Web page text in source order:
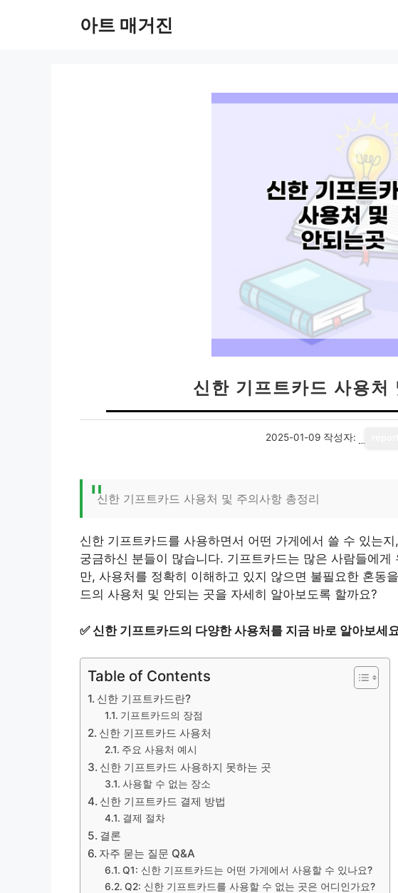
아트 매거진
신한 기프트카드 사용처
2025-01-09 작성자:
신한 기프트카드 사용처 및 주의사항 총정리
신한 기프트카드를 사용하면서 어떤 가게에서 쓸 수 있는
궁금하신 분들이 많습니다. 기프트카드는 많은 사람들에
만, 사용처를 정확히 이해하고 있지 않으면 불필요한 혼동
드의 사용처 및 안되는 곳을 자세히 알아보도록 할까요?
✅신한 기프트카드의 다양한 사용처를 지금 바로 알아보세
Table of Contents
신한 기프트카드란?
기프트카드의 장점
신한 기프트카드 사용처
주요 사용처 예시
신한 기프트카드 사용하지 못하는 곳
사용할 수 없는 장소
신한 기프트카드 결제 방법
결제 절차
결론
자주 묻는 질문 Q&A
Q1: 신한 기프트카드는 어떤 가게에서 사용할 수 있나요?
Q2: 신한 기프트카드를 사용할 수 없는 곳은 어디인가요?